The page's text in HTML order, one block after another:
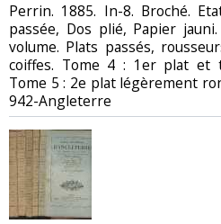
‎Perrin. 1885. In-8. Broché.
passée, Dos plié, Papier
volume. Plats passés,
coiffes. Tome 4 : 1er plat et
Tome 5 : 2e plat légèrement
942-Angleterre‎